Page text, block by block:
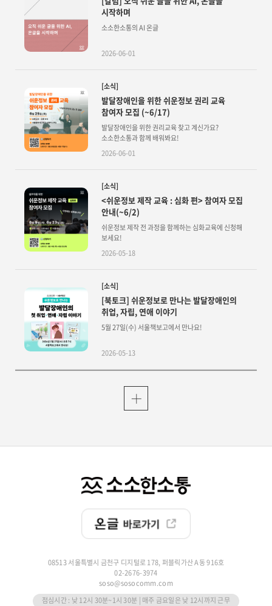
시작하며
소소한소통의 AI 온글
2026-06-01
[소식]
발달장애인을 위한 쉬운정보 권리 교육
참여자 모집 (~6/17)
발달장애인을 위한 권리교육 찾고 계신가요?
소소한소통과 함께 배워봐요!
2026-06-01
[소식]
<쉬운정보 제작 교육 : 심화 편> 참여자 모집
안내(~6/2)
쉬운정보 제작 전 과정을 함께하는 심화교육에 신청해
보세요!
2026-05-18
[소식]
[북토크] 쉬운정보로 만나는 발달장애인의
취업, 자립, 연애 이야기
5월 27일(수) 서울책보고에서 만나요!
2026-05-13
08513 서울특별시 금천구 디지털로 178, 퍼블릭가산 A동 916호
02-2676-3974
soso@sosocomm.com
점심시간 : 낮 12시 30분~1시 30분 | 매주 금요일은 낮 12시까지 근무